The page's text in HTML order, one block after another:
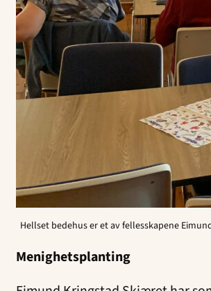
Hellset bedehus er et av fellesskapene
Menighetsplanting